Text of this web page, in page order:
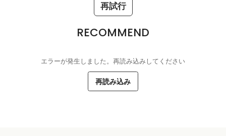
再試行
RECOMMEND
エラーが発生しました。再読み込みしてください
再読み込み